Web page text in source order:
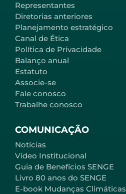
Representantes
Diretorias anteriores
Planejamento estratégico
Canal de Ética
Política de Privacidade
Balanço anual
Estatuto
Associe-se
Fale conosco
Trabalhe conosco
COMUNICAÇÃO
Notícias
Vídeo Institucional
Guia de Benefícios SENGE
Livro 80 anos do SENGE
E-book Mudanças Climáticas